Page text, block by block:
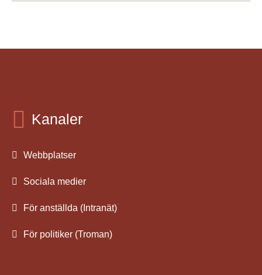
Kanaler
Webbplatser
Sociala medier
För anställda (Intranät)
För politiker (Troman)